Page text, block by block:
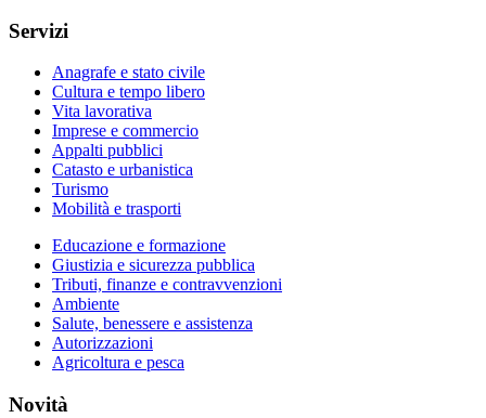
Servizi
Anagrafe e stato civile
Cultura e tempo libero
Vita lavorativa
Imprese e commercio
Appalti pubblici
Catasto e urbanistica
Turismo
Mobilità e trasporti
Educazione e formazione
Giustizia e sicurezza pubblica
Tributi, finanze e contravvenzioni
Ambiente
Salute, benessere e assistenza
Autorizzazioni
Agricoltura e pesca
Novità